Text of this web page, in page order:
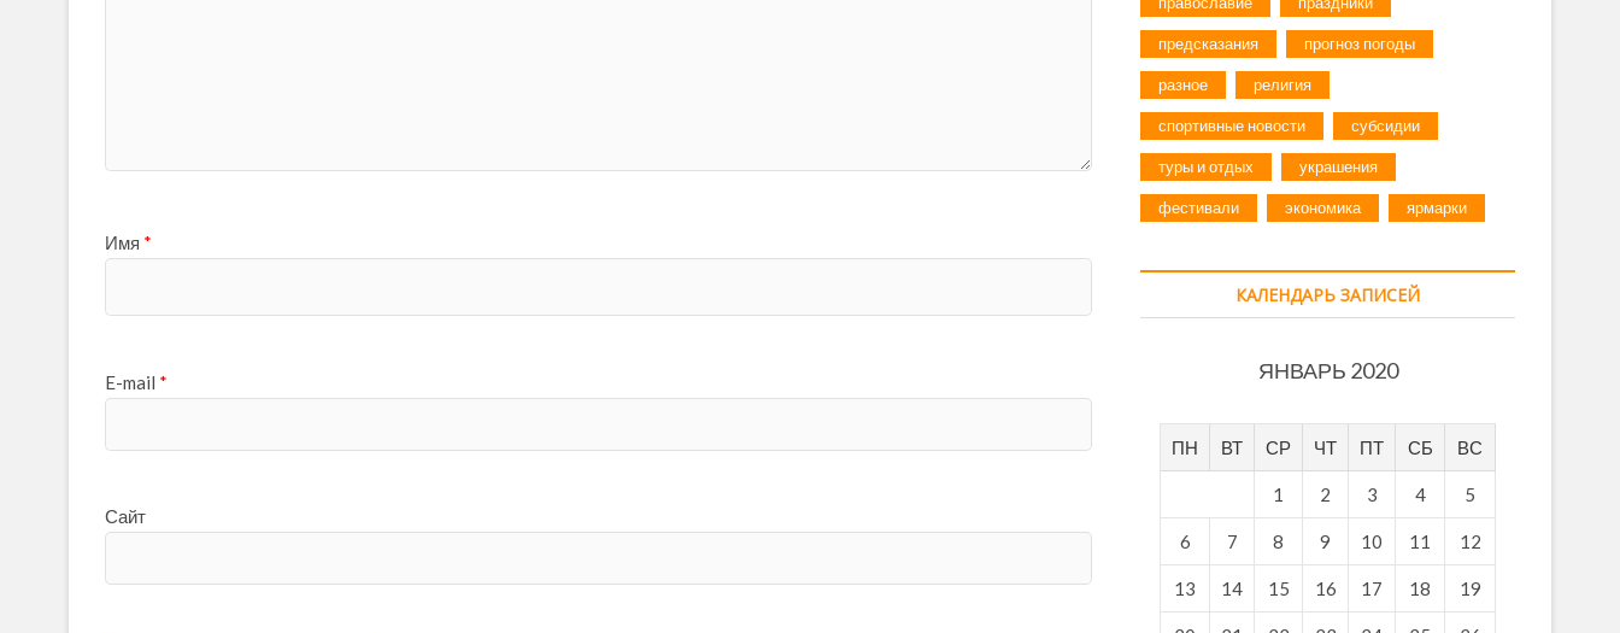
Имя *
E-mail *
Сайт
предсказания прогноз погоды
разное религия
спортивные новости субсидии
туры и отдых украшения
фестивали экономика ярмарки
КАЛЕНДАРЬ ЗАПИСЕЙ
ЯНВАРЬ 2020
ПН ВТ СР ЧТ ПТ СБ ВС
1 2 3 4 5
6 7 8 9 10 11 12
13 14 15 16 17 18 19